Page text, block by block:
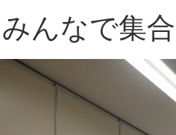
んなで集